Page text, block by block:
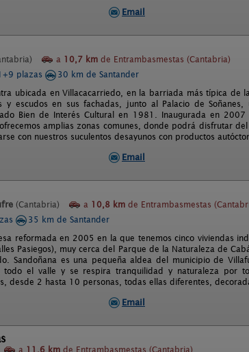
Email
a 10,7 km de Entrambasmestas (Cantabria)
plazas
30 km de Santander
ubicada en Villacacarriedo, en la barriada más típica de
y escudos en sus fachadas, junto al Palacio de
Bien de Interés Cultural en 1981. Inaugurada en
amplias zonas comunes, donde podrá disfrutar
con nuestros suculentos desayunos con productos
Email
(Cantabria) a 10,8 km de Entrambasmestas
35 km de Santander
reformada en 2005 en la que tenemos cinco viviendas
Pasiegos), muy cerca del Parque de la Naturaleza de
Sandoñana es una pequeña aldea del municipio de
el valle y se respira tranquilidad y naturaleza por
desde 2 hasta 10 personas, todas ellas diferentes,
Email
a 11,6 km de Entrambasmestas (Cantabria)